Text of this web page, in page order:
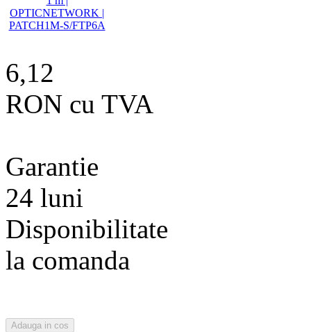
6,12
RON cu TVA
Garantie
24 luni
Disponibilitate
la comanda